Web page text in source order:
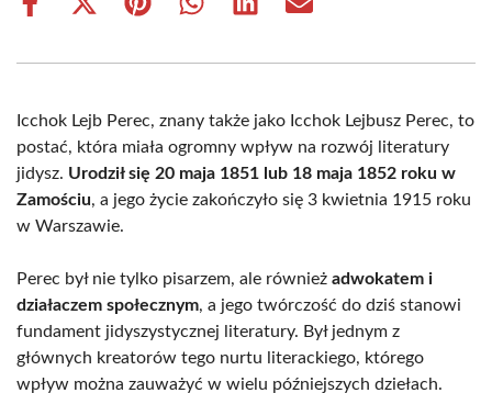
Share
Share
(Twitter)
Share Share Share Share
Icchok Lejb Perec, znany także jako Icchok Lejbusz Perec, to
postać, która miała ogromny wpływ na rozwój literatury
jidysz. Urodził się 20 maja 1851 lub 18 maja 1852 roku w
Zamościu, a jego życie zakończyło się 3 kwietnia 1915 roku
w Warszawie.
Perec był nie tylko pisarzem, ale również adwokatem i
działaczem społecznym, a jego twórczość do dziś stanowi
fundament jidyszystycznej literatury. Był jednym z
głównych kreatorów tego nurtu literackiego, którego
wpływ można zauważyć w wielu późniejszych dziełach.